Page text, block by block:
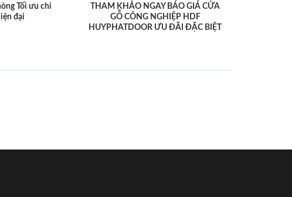
Tối ưu chi
đại
THAM KHẢO NGAY BÁO GIÁ CỬA
GỖ CÔNG NGHIỆP HDF
HUYPHATDOOR ƯU ĐÃI ĐẶC BIỆT